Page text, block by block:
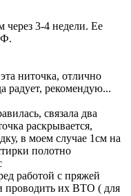
через 3-4 недели. Ее
ниточка, отлично
радует, рекомендую...
связала два
раскрывается,
в моем случае 1см на
полотно
работой с пряжей
проводить их ВТО ( для